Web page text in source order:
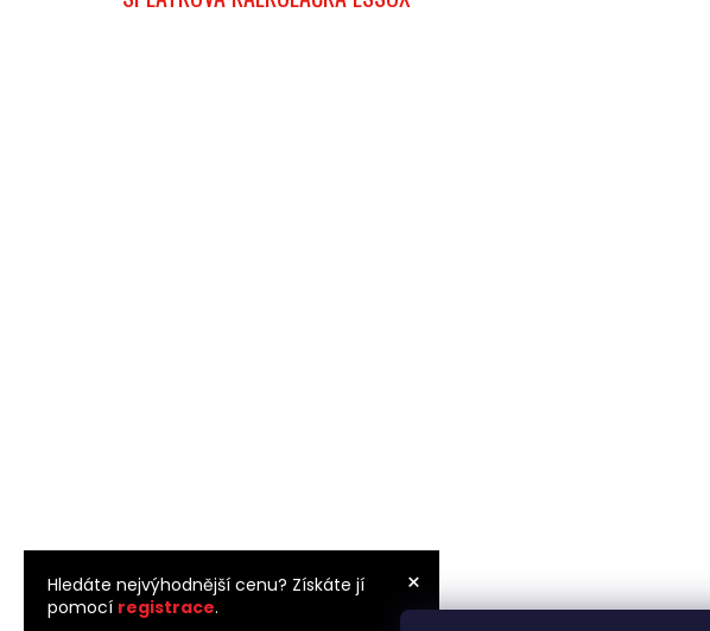
×
Hledáte nejvýhodnější cenu? Získáte jí
pomocí registrace.